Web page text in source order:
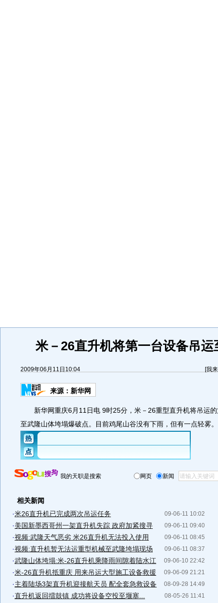
米－26直升机将第一台设备吊运
2009年06月11日10:04 [我
来源： 新华网
新华网重庆6月11日电 9时25分，米－26重型直升机将吊运的
至武隆山体垮塌爆破点。目前鸡尾山谷没有下雨，但有一点轻雾。
我的天职是搜索 网页 新闻
相关新闻
09-06-11 10:02
·米26直升机已完成两次吊运任务
09-06-11 09:40
·美国新墨西哥州一架直升机失踪 政府加紧搜寻
09-06-11 08:45
·视频:武隆天气恶劣 米26直升机无法投入使用
09-06-11 08:37
·视频:直升机暂无法运重型机械至武隆垮塌现场
09-06-10 22:42
·武隆山体垮塌:米-26直升机乘降雨间隙着陆水江
09-06-09 21:21
·米-26直升机抵重庆 用来吊运大型施工设备救援
08-09-28 14:49
·主着陆场3架直升机迎接航天员 配全套急救设备
08-05-26 11:41
·直升机返回擂鼓镇 成功将设备空投至堰塞...